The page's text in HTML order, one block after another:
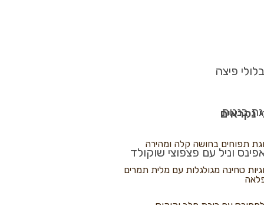
פיצה
בננות
וניל עם פצפוצי שוקולד
נקראים
תפוחים בחושה קלה ומהירה
טחינה מגולגלות עם מלית תמרים